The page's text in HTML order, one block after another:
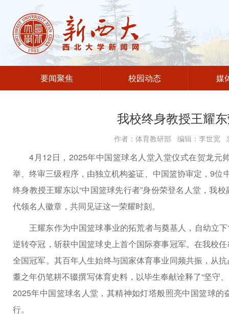
要闻聚焦 校园动态 媒
我校终身教授王耀
作者：体育教研部 编辑：李世
4月12日，2025年中国篮球名人堂入堂仪式在贺龙
举、终审三级程序，由独立机构鉴证、中国篮协审定，9
终身教授王耀东以“中国篮球先行者”身份荣登名人堂，我
代领名人徽章，共同见证这一荣耀时刻。
王耀东作为中国篮球事业的拓荒者与奠基人，自幼立
逆转夺冠，斩获中国篮球史上首个国际赛事冠军。在我校
全国冠军。其百年人生始终与国家体育事业同频共振，从
耋之年仍笔耕不辍撰写体育史料，以毕生奉献诠释了“坚守
2025年中国篮球名人堂，其精神如灯塔般照亮中国篮球
行。